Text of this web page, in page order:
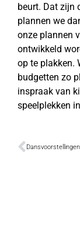
beurt. Dat zijn
plannen we
onze plannen
ontwikkeld
op te plakken.
budgetten zo
inspraak van
speelplekken